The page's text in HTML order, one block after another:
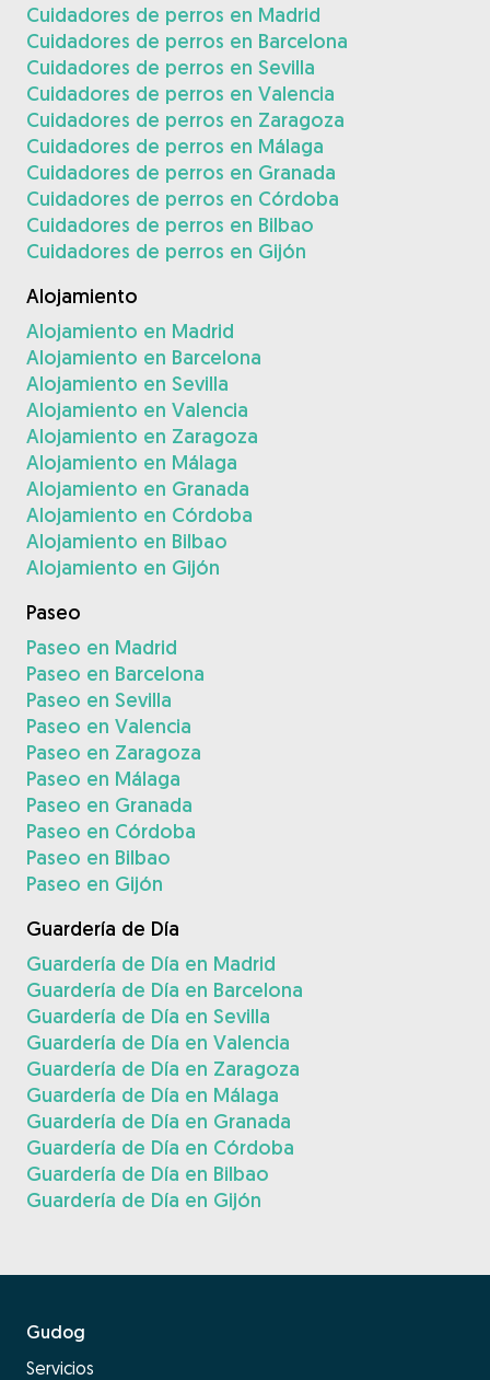
Cuidadores de perros en Madrid
Cuidadores de perros en Barcelona
Cuidadores de perros en Sevilla
Cuidadores de perros en Valencia
Cuidadores de perros en Zaragoza
Cuidadores de perros en Málaga
Cuidadores de perros en Granada
Cuidadores de perros en Córdoba
Cuidadores de perros en Bilbao
Cuidadores de perros en Gijón
Alojamiento
Alojamiento en Madrid
Alojamiento en Barcelona
Alojamiento en Sevilla
Alojamiento en Valencia
Alojamiento en Zaragoza
Alojamiento en Málaga
Alojamiento en Granada
Alojamiento en Córdoba
Alojamiento en Bilbao
Alojamiento en Gijón
Paseo
Paseo en Madrid
Paseo en Barcelona
Paseo en Sevilla
Paseo en Valencia
Paseo en Zaragoza
Paseo en Málaga
Paseo en Granada
Paseo en Córdoba
Paseo en Bilbao
Paseo en Gijón
Guardería de Día
Guardería de Día en Madrid
Guardería de Día en Barcelona
Guardería de Día en Sevilla
Guardería de Día en Valencia
Guardería de Día en Zaragoza
Guardería de Día en Málaga
Guardería de Día en Granada
Guardería de Día en Córdoba
Guardería de Día en Bilbao
Guardería de Día en Gijón
Gudog
Servicios